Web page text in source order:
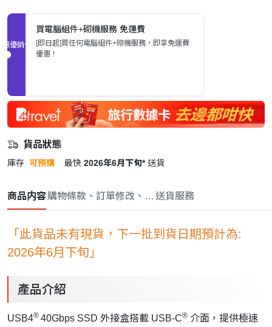
促銷優惠
買電腦組件+砌機服務 免運費
[即日起]買任何電腦組件+砌機服務，即享免運費
優惠！
貨品狀態
庫存 可預購 最快 2026年6月下旬* 送貨
商品内容購物條款、訂單修改、取消與退款政策
送貨服務
「此貨品未有現貨，下一批到貨日期預計為:
2026年6月下旬」
產品介紹
USB4® 40Gbps SSD 外接盒搭載 USB-C® 介面，提供極速